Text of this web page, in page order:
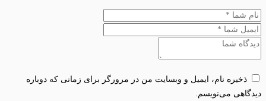
ذخیره نام، ایمیل و وبسایت من در مرورگر برای زمانی که دوباره
دیدگاهی می‌نویسم.